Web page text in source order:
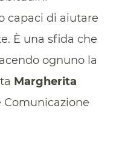
capaci di aiutare
È una sfida che
ognuno la
Margherita
Comunicazione